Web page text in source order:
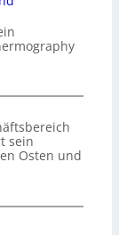
sein
Osten und